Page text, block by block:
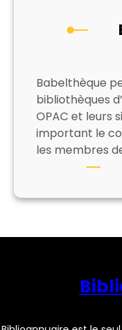
Babelthèque
bibliothèques
OPAC et leurs
important le
les membres